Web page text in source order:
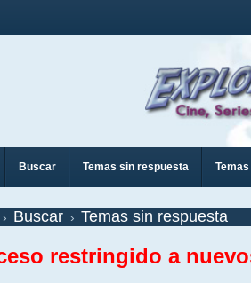
Buscar Temas sin respuesta
Buscar Temas sin respuesta
restringido a